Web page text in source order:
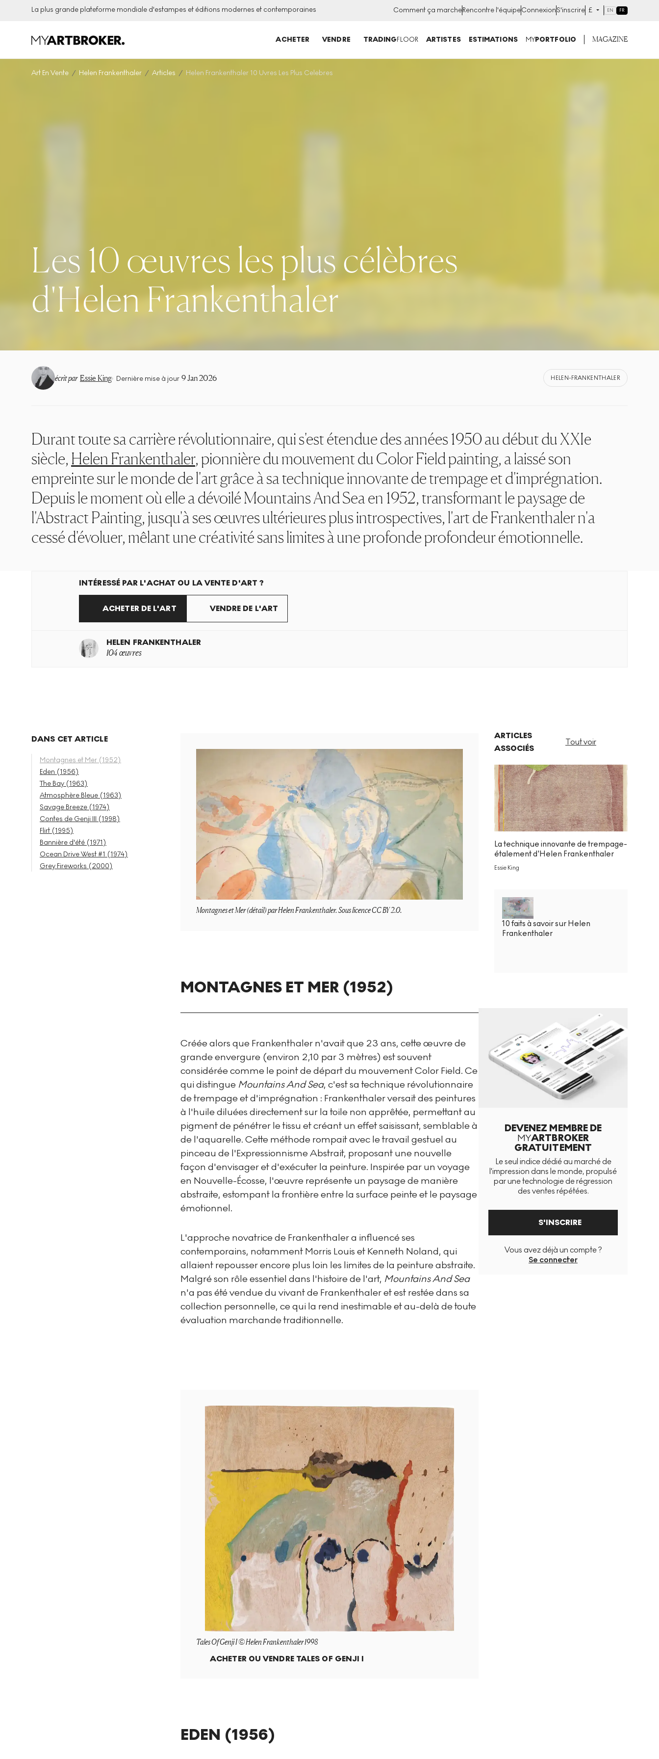
La plus grande plateforme mondiale d'estampes et éditions modernes et contemporaines Comment ça marcheRencontre l'équipeConnexionS'inscrire £ EN FR
ACHETER VENDRE TRADINGFLOOR ARTISTES ESTIMATIONS MYPORTFOLIO MAGAZINE
Art En Vente Helen Frankenthaler Articles Helen Frankenthaler 10 Uvres Les Plus Celebres
Les 10 œuvres les plus célèbres
d'Helen Frankenthaler
écrit par Essie King• Dernière mise à jour 9 Jan 2026 HELEN-FRANKENTHALER
Durant toute sa carrière révolutionnaire, qui s'est étendue des années 1950 au début du XXIe
siècle, Helen Frankenthaler, pionnière du mouvement du Color Field painting, a laissé son
empreinte sur le monde de l'art grâce à sa technique innovante de trempage et d'imprégnation.
Depuis le moment où elle a dévoiléMountains And Seaen 1952, transformant le paysage de
l'Abstract Painting, jusqu'à ses œuvres ultérieures plus introspectives, l'art de Frankenthaler n'a
cessé d'évoluer, mêlant une créativité sans limites à une profonde profondeur émotionnelle.
INTÉRESSÉ PAR L'ACHAT OU LA VENTE D'ART ?
ACHETER DE L'ART VENDRE DE L'ART
HELEN FRANKENTHALER
104 œuvres
DANS CET ARTICLE
Montagnes et Mer (1952)
Eden (1956)
The Bay (1963)
Atmosphère Bleue (1963)
Savage Breeze (1974)
Contes de Genji III (1998)
Flirt (1995)
Bannière d'été (1971)
Ocean Drive West #1 (1974)
Grey Fireworks (2000)
Montagnes et Mer (détail) par Helen Frankenthaler. Sous licence CC BY 2.0.
MONTAGNES ET MER (1952)
Créée alors que Frankenthaler n'avait que 23 ans, cette œuvre de
grande envergure (environ 2,10 par 3 mètres) est souvent
considérée comme le point de départ du mouvement Color Field. Ce
qui distingue Mountains And Sea, c'est sa technique révolutionnaire
de trempage et d'imprégnation : Frankenthaler versait des peintures
à l'huile diluées directement sur la toile non apprêtée, permettant au
pigment de pénétrer le tissu et créant un effet saisissant, semblable à
de l'aquarelle. Cette méthode rompait avec le travail gestuel au
pinceau de l'Expressionnisme Abstrait, proposant une nouvelle
façon d'envisager et d'exécuter la peinture. Inspirée par un voyage
en Nouvelle-Écosse, l'œuvre représente un paysage de manière
abstraite, estompant la frontière entre la surface peinte et le paysage
émotionnel.
L'approche novatrice de Frankenthaler a influencé ses
contemporains, notamment Morris Louis et Kenneth Noland, qui
allaient repousser encore plus loin les limites de la peinture abstraite.
Malgré son rôle essentiel dans l'histoire de l'art, Mountains And Sea
n'a pas été vendue du vivant de Frankenthaler et est restée dans sa
collection personnelle, ce qui la rend inestimable et au-delà de toute
évaluation marchande traditionnelle.
Tales Of Genji I © Helen Frankenthaler 1998
ACHETER OU VENDRE TALES OF GENJI I
EDEN (1956)
ARTICLES
ASSOCIÉS
Tout voir
La technique innovante de trempage-
étalement d'Helen Frankenthaler
Essie King
10 faits à savoir sur Helen
Frankenthaler
DEVENEZ MEMBRE DE
MYARTBROKER
GRATUITEMENT
Le seul indice dédié au marché de
l'impression dans le monde, propulsé
par une technologie de régression
des ventes répétées.
S'INSCRIRE
Vous avez déjà un compte ?
Se connecter